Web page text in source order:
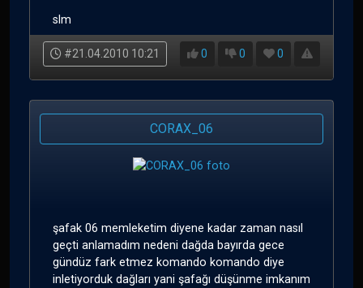
slm
#21.04.2010 10:21 0 0 0
CORAX_06
şafak 06 memleketim diyene kadar zaman nasıl
geçti anlamadım nedeni dağda bayırda gece
gündüz fark etmez komando komando diye
inletiyorduk dağları yani şafağı düşünme imkanım